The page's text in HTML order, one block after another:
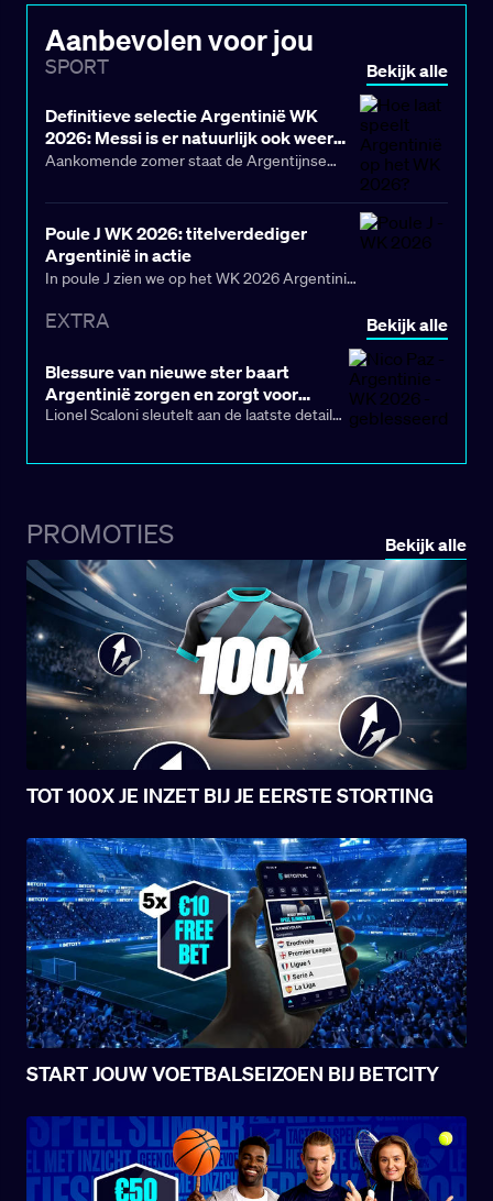
Aanbevolen voor jou
SPORT Bekijk alle
Definitieve selectie Argentinië WK
2026: Messi is er natuurlijk ook weer
bij!
Aankomende zomer staat de Argentijnse
Argentinië gaat alles in het werk stellen om de
WK-titel te prolongeren. De Argentijnen
behoren wederom tot de grote WK-
favorieten.
Poule J WK 2026: titelverdediger
Argentinië in actie
In poule J zien we op het WK 2026 Argentinië,
papier? Appeltje-eitje voor de titelverdediger.
vraagteken bij te zetten. Met name de strijd
om plek twee belooft interessant te gaan
worden.
EXTRA Bekijk alle
Blessure van nieuwe ster baart
Argentinië zorgen en zorgt voor
dilemma vlak voor het WK
Lionel Scaloni sleutelt aan de laatste details
vrijgegeven en bouwt voort op de basis uit
deze cyclus. Toch kan hij gedwongen
worden om op het laatste moment nog
veranderingen door te voeren.
PROMOTIES Bekijk alle
TOT 100X JE INZET BIJ JE EERSTE STORTING
START JOUW VOETBALSEIZOEN BIJ BETCITY